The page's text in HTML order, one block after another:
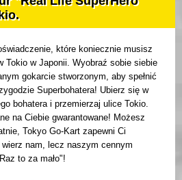
które koniecznie musisz
Tokio w Japonii. Wyobraź sobie siebie
gokarcie stworzonym, aby spełnić
Superbohatera! Ubierz się w
bohatera i przemierzaj ulice Tokio.
na Ciebie gwarantowane! Możesz
Tokyo Go-Kart zapewni Ci
nam, lecz naszym cennym
to za mało"!